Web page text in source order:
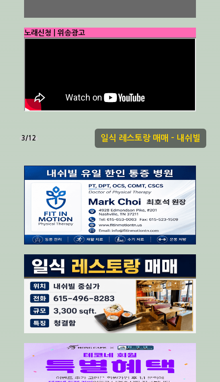
노래신청 | 위송광고
3/12 일식 레스토랑 매매 - 내쉬빌